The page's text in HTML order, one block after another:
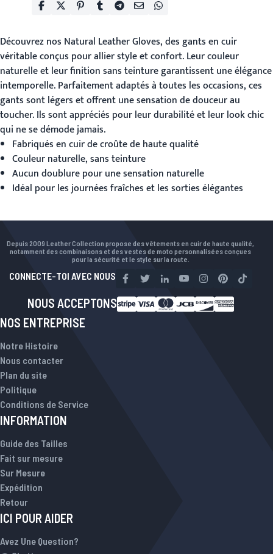
Découvrez nos Natural Leather Gloves, des gants en cuir
véritable conçus pour allier style et confort. Leur couleur
naturelle et leur finition sans teinture garantissent une élégance
intemporelle. Parfaitement adaptés à toutes les occasions, ces
gants sont légers et offrent une sensation de douceur au
toucher. Ils sont appréciés pour leur durabilité et leur look chic
qui ne se démode jamais.
Fabriqués en cuir de croûte de haute qualité
Couleur naturelle, sans teinture
Aucun doublure pour une sensation naturelle
Idéal pour les journées fraîches et les sorties élégantes
Depuis 2009 Leather Collection propose des vêtements en cuir de haute qualité,
notamment des combinaisons et des vestes de moto personnalisées conçues
pour la sécurité et le style sur la route.
CONNECTE-TOI AVEC NOUS
NOUS ACCEPTONS
NOS ENTREPRISE
Notre Histoire
Nous contacter
Plan du site
Politique
Conditions de Service
INFORMATION
Guide des Tailles
Fait sur mesure
Sur Mesure
Expédition
Retour
ICI POUR AIDER
Avez Une Question?